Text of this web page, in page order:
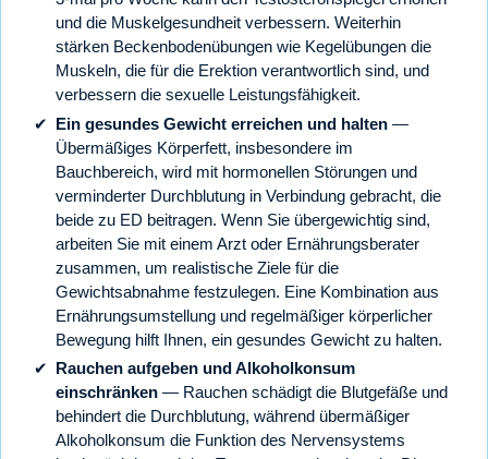
und die Muskelgesundheit verbessern. Weiterhin
stärken Beckenbodenübungen wie Kegelübungen die
Muskeln, die für die Erektion verantwortlich sind, und
verbessern die sexuelle Leistungsfähigkeit.
Ein gesundes Gewicht erreichen und halten —
Übermäßiges Körperfett, insbesondere im
Bauchbereich, wird mit hormonellen Störungen und
verminderter Durchblutung in Verbindung gebracht, die
beide zu ED beitragen. Wenn Sie übergewichtig sind,
arbeiten Sie mit einem Arzt oder Ernährungsberater
zusammen, um realistische Ziele für die
Gewichtsabnahme festzulegen. Eine Kombination aus
Ernährungsumstellung und regelmäßiger körperlicher
Bewegung hilft Ihnen, ein gesundes Gewicht zu halten.
Rauchen aufgeben und Alkoholkonsum
einschränken — Rauchen schädigt die Blutgefäße und
behindert die Durchblutung, während übermäßiger
Alkoholkonsum die Funktion des Nervensystems